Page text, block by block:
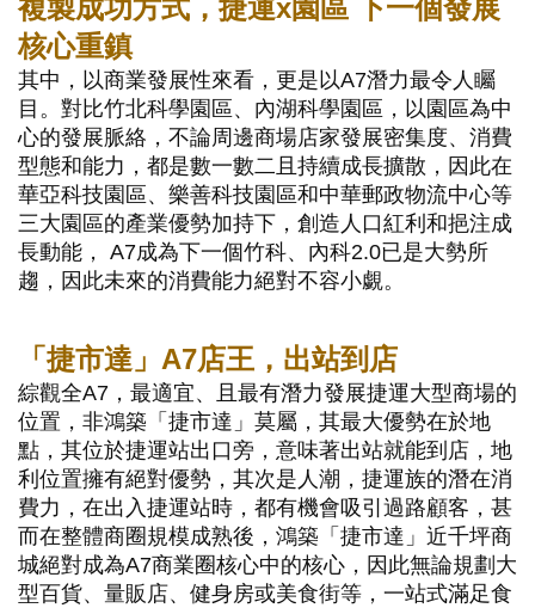
複製成功方式，捷運x園區 下一個發展
核心重鎮
其中，以商業發展性來看，更是以A7潛力最令人矚
目。對比竹北科學園區、內湖科學園區，以園區為中
心的發展脈絡，不論周邊商場店家發展密集度、消費
型態和能力，都是數一數二且持續成長擴散，因此在
華亞科技園區、樂善科技園區和中華郵政物流中心等
三大園區的產業優勢加持下，創造人口紅利和挹注成
長動能， A7成為下一個竹科、內科2.0已是大勢所
趨，因此未來的消費能力絕對不容小覷。
「捷市達」A7店王，出站到店
綜觀全A7，最適宜、且最有潛力發展捷運大型商場的
位置，非鴻築「捷市達」莫屬，其最大優勢在於地
點，其位於捷運站出口旁，意味著出站就能到店，地
利位置擁有絕對優勢，其次是人潮，捷運族的潛在消
費力，在出入捷運站時，都有機會吸引過路顧客，甚
而在整體商圈規模成熟後，鴻築「捷市達」近千坪商
城絕對成為A7商業圈核心中的核心，因此無論規劃大
型百貨、量販店、健身房或美食街等，一站式滿足食